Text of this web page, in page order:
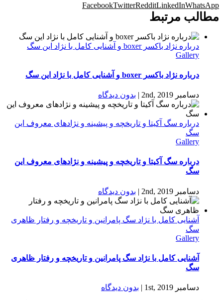
FacebookTwitterRedditLinkedInWhatsApp
مطالب مرتبط
درباره نژاد باکسر boxer و آشنایی کامل با نژاد این سگ
Gallery
درباره نژاد باکسر boxer و آشنایی کامل با نژاد این سگ
دسامبر 2nd, 2019 | بدون ديدگاه
درباره سگ آکیتا و تاریخچه و پیشینه و نژادهای معروف این
سگ
Gallery
درباره سگ آکیتا و تاریخچه و پیشینه و نژادهای معروف این
سگ
دسامبر 2nd, 2019 | بدون ديدگاه
آشنایی کامل با نژاد سگ پامرانین و تاریخچه و رفتار ظاهری
سگ
Gallery
آشنایی کامل با نژاد سگ پامرانین و تاریخچه و رفتار ظاهری
سگ
دسامبر 1st, 2019 | بدون ديدگاه